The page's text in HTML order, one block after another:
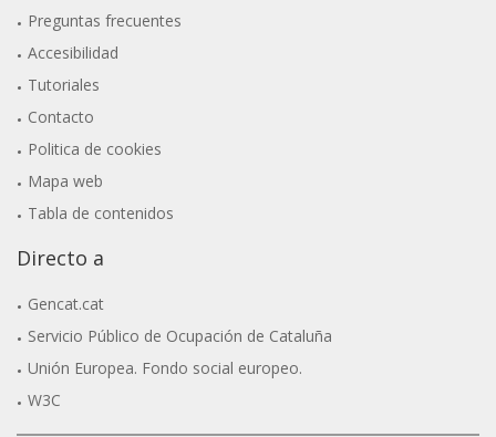
Preguntas frecuentes
Accesibilidad
Tutoriales
Contacto
Politica de cookies
Mapa web
Tabla de contenidos
Directo a
Gencat.cat
Servicio Público de Ocupación de Cataluña
Unión Europea. Fondo social europeo.
W3C